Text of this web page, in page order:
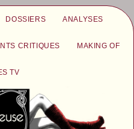
DOSSIERS ANALYSES
CRITIQUES MAKING OF
TV